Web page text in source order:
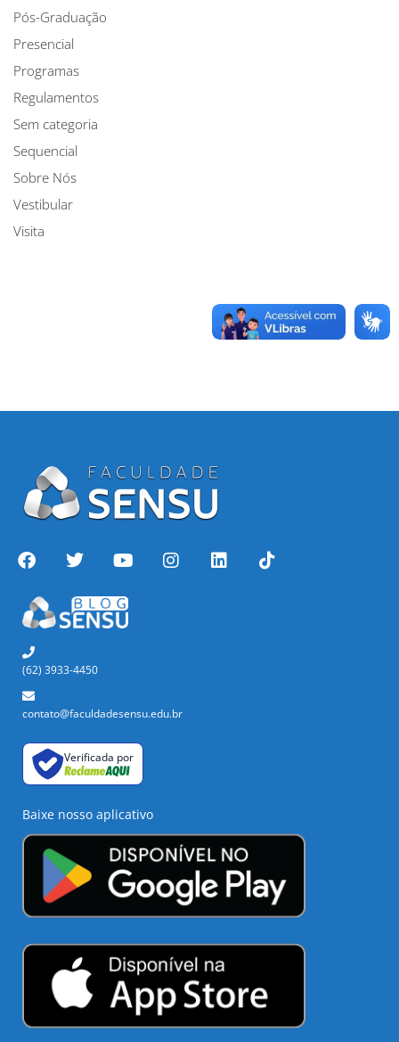
Pós-Graduação
Presencial
Programas
Regulamentos
Sem categoria
Sequencial
Sobre Nós
Vestibular
Visita
(62) 3933-4450
contato@faculdadesensu.edu.br
Verificada por
Baixe nosso aplicativo